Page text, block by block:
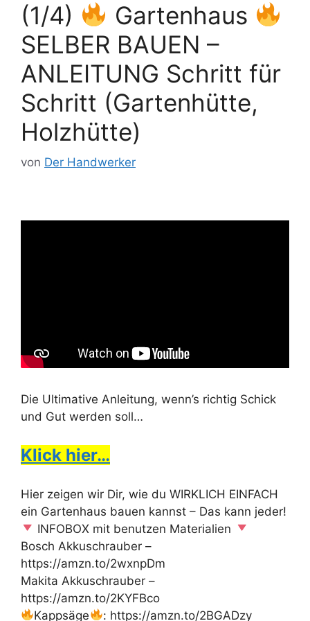
(1/4)
Gartenhaus
SELBER BAUEN –
ANLEITUNG Schritt für
Schritt (Gartenhütte,
Holzhütte)
von Der Handwerker
Die Ultimative Anleitung, wenn’s richtig Schick
und Gut werden soll…
Klick hier…
Hier zeigen wir Dir, wie du WIRKLICH EINFACH
ein Gartenhaus bauen kannst – Das kann jeder!
INFOBOX mit benutzen Materialien
Bosch Akkuschrauber –
https://amzn.to/2wxnpDm
Makita Akkuschrauber –
https://amzn.to/2KYFBco
Kappsäge
: https://amzn.to/2BGADzy